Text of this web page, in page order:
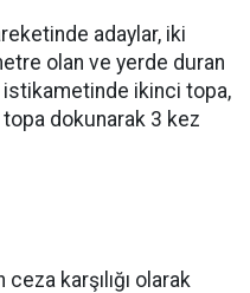
adaylar, iki
olan ve yerde duran
istikametinde ikinci topa,
dokunarak 3 kez
karşılığı olarak